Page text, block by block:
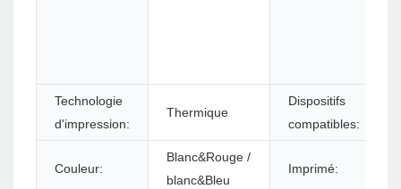
Technologie
d'impression:
Thermique
Dispositifs
compatibles:
Couleur:
Blanc&Rouge /
blanc&Bleu
Imprimé: